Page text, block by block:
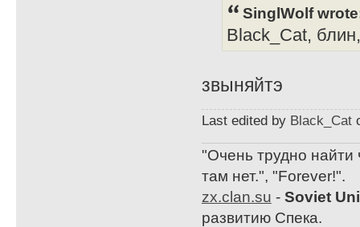
SinglWolf
Black_Cat,
звыняйтэ
Last edited by Black_Cat
"Очень трудно найти
там нет.", "Forever!".
zx.clan.su - Soviet
развитию Спека.